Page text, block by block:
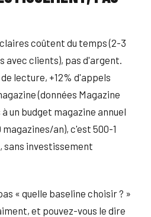
coûtent du temps (2-3
avec clients), pas d'argent.
lecture, +12% d'appels
(données Magazine
un budget magazine annuel
an), c'est 500-1
sans investissement
« quelle baseline choisir ? »
et pouvez-vous le dire